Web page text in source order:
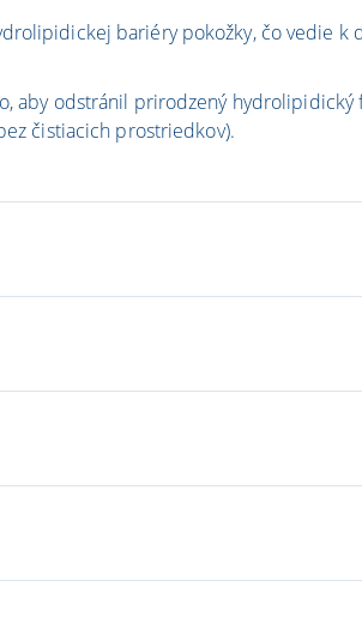
bariéry pokožky, čo vedie k
aby odstránil prirodzený hydrolipidický
čistiacich prostriedkov).